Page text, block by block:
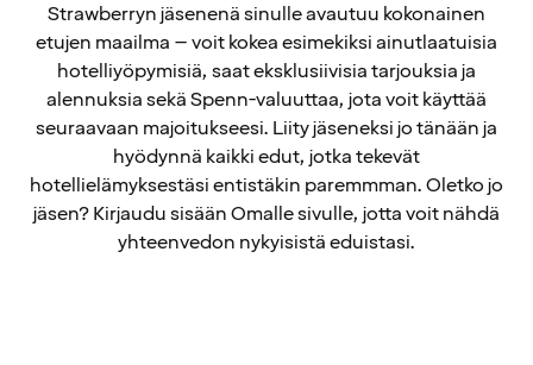
Strawberryn jäsenenä sinulle avautuu kokonainen
etujen maailma – voit kokea esimekiksi ainutlaatuisia
hotelliyöpymisiä, saat eksklusiivisia tarjouksia ja
alennuksia sekä Spenn-valuuttaa, jota voit käyttää
seuraavaan majoitukseesi. Liity jäseneksi jo tänään ja
hyödynnä kaikki edut, jotka tekevät
hotellielämyksestäsi entistäkin paremmman. Oletko jo
jäsen? Kirjaudu sisään Omalle sivulle, jotta voit nähdä
yhteenvedon nykyisistä eduistasi.